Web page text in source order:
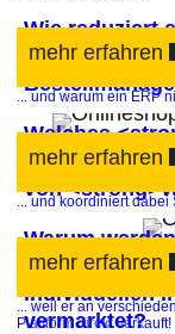
Wie reduziert
mehr erfahren
... und warum ein ERP
Welches
automatisiert
von
mehr erfahren
... und koordiniert
Warum
Produkte</
individuellen
vermarktet?
mehr erfahren
... weil er an
Plattform direkt verkauft!